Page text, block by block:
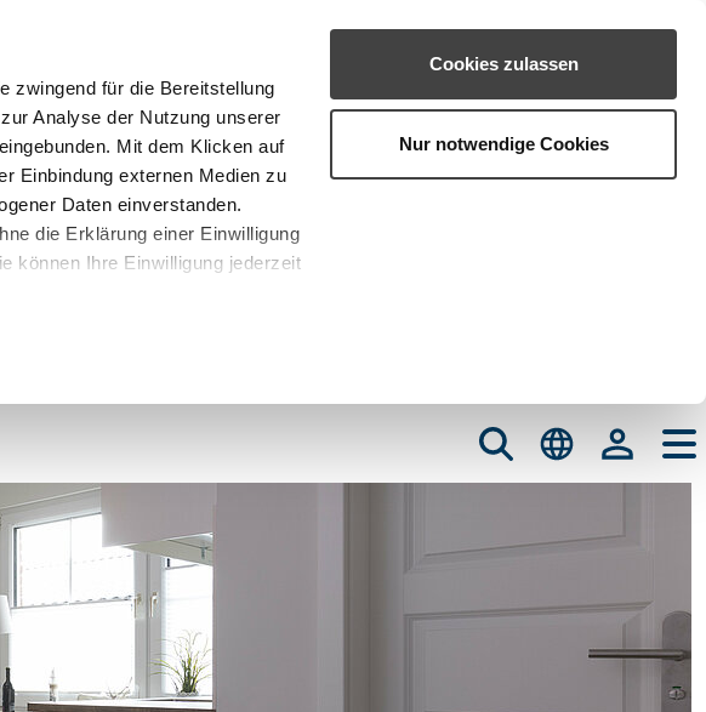
zwingend für die Bereitstellung
Analyse der Nutzung unserer
Mit dem Klicken auf
Einbindung externen Medien zu
Daten einverstanden.
die Erklärung einer Einwilligung
können Ihre Einwilligung jederzeit
Cookies zulassen
Nur notwendige Cookies